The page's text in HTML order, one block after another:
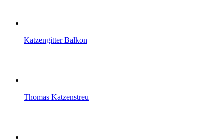
Katzengitter Balkon
Thomas Katzenstreu